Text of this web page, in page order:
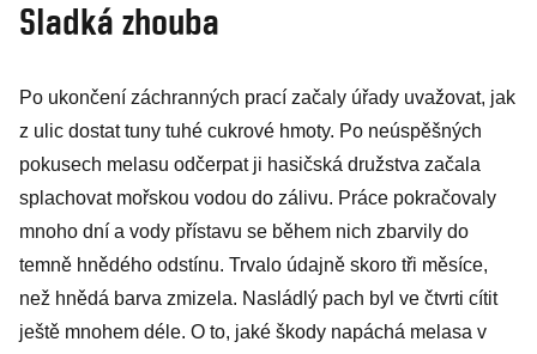
Sladká zhouba
Po ukončení záchranných prací začaly úřady uvažovat, jak
z ulic dostat tuny tuhé cukrové hmoty. Po neúspěšných
pokusech melasu odčerpat ji hasičská družstva začala
splachovat mořskou vodou do zálivu. Práce pokračovaly
mnoho dní a vody přístavu se během nich zbarvily do
temně hnědého odstínu. Trvalo údajně skoro tři měsíce,
než hnědá barva zmizela. Nasládlý pach byl ve čtvrti cítit
ještě mnohem déle. O to, jaké škody napáchá melasa v